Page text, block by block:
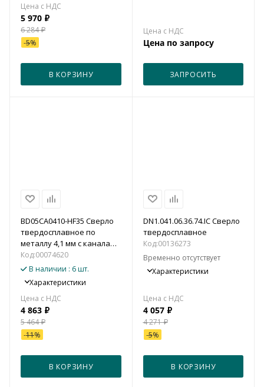
5 970 ₽
6 284₽
-5%
В КОРЗИНУ
Цена по запросу
ЗАПРОСИТЬ
BD05CA0410-HF35 Сверло
твердосплавное по
металлу 4,1 мм с каналами
для подвода СОЖ (5xD)
Код:00074620
В наличии : 6 шт.
Характеристики
4 863 ₽
5 464₽
-11%
В КОРЗИНУ
DN1.041.06.36.74.IC Сверло
твердосплавное
Код:00136273
Временно отсутствует
Характеристики
4 057₽
4 271₽
-5%
В КОРЗИНУ